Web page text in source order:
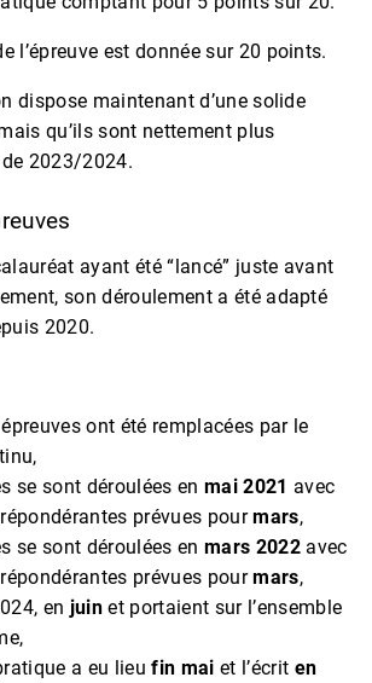
l’épreuve est donnée sur 20 points.
dispose maintenant d’une solide
qu’ils sont nettement plus
2023/2024.
ayant été “lancé” juste avant
son déroulement a été adapté
2020.
ont été remplacées par le
se sont déroulées en mai 2021 avec
prévues pourmars,
se sont déroulées en mars 2022avec
prévues pourmars,
en juinet portaient sur l’ensemble
a eu lieufin mai et l’écrit en